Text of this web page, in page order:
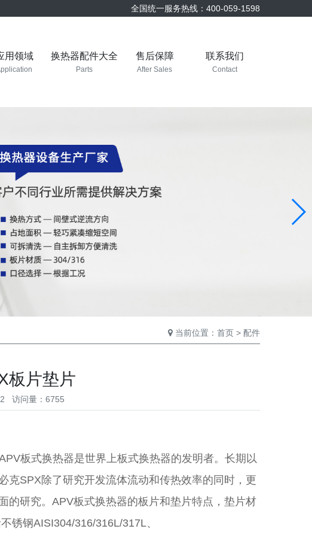
全国统一服务热线：400-059-1598
用领域 换热器配件大全
Parts
售后保障
After Sales
联系我们
Contact
当前位置： 首页 > 配件
板片垫片
访问量：6755
板式换热器是世界上板式换热器的发明者。长期以
克SPX除了研究开发流体流动和传热效率的同时，更
的研究。APV板式换热器的板片和垫片特点，垫片材
锈钢AISI304/316/316L/317L、